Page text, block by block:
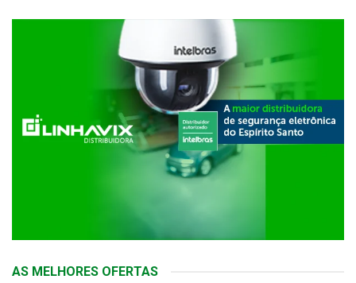
AS MELHORES OFERTAS